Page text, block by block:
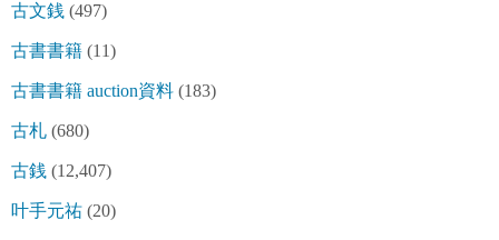
古文銭 (497)
古書書籍 (11)
古書書籍 auction資料 (183)
古札 (680)
古銭 (12,407)
叶手元祐 (20)